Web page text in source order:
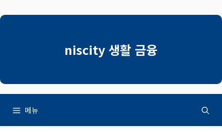
텐
뛰
niscity 생활 금융
메뉴